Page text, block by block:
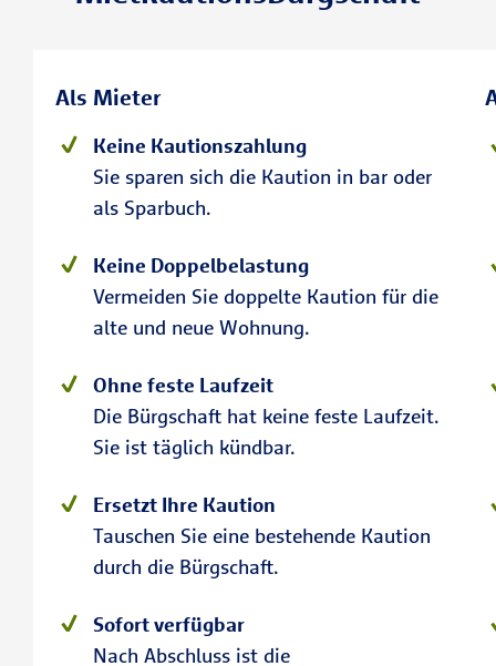
Als Mieter
Keine Kautionszahlung
Sie sparen sich die Kaution in bar oder
als Sparbuch.
Keine Doppelbelastung
Vermeiden Sie doppelte Kaution für die
alte und neue Wohnung.
Ohne feste Laufzeit
Die Bürgschaft hat keine feste Laufzeit.
Sie ist täglich kündbar.
Ersetzt Ihre Kaution
Tauschen Sie eine bestehende Kaution
durch die Bürgschaft.
Sofort verfügbar
Nach Abschluss ist die